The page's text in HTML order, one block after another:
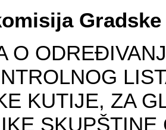
O
KUTIJE, ZA